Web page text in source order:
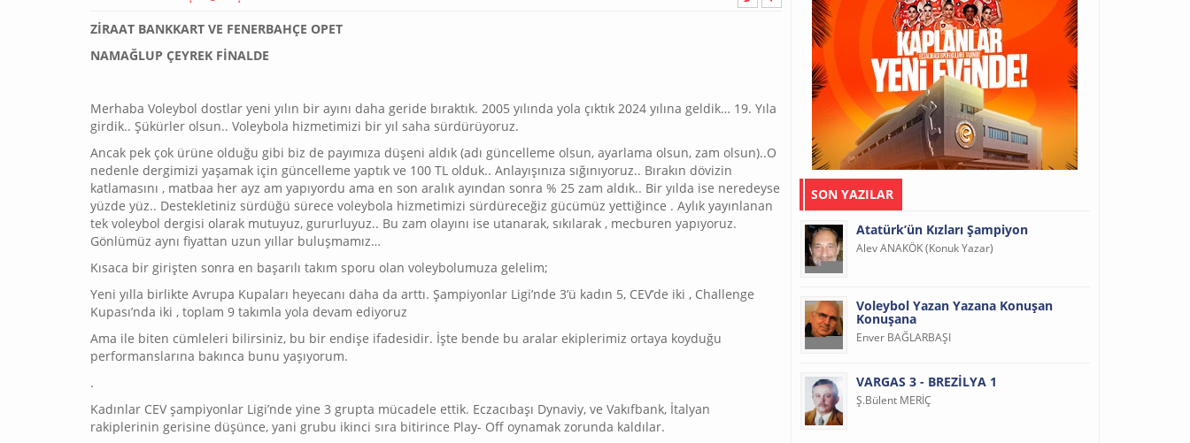
ZİRAAT BANKKART VE FENERBAHÇE OPET
NAMAĞLUP ÇEYREK FİNALDE
Merhaba Voleybol dostlar yeni yılın bir ayını daha geride bıraktık. 2005 yılında yola çıktık 2024 yılına geldik… 19. Yıla
girdik.. Şükürler olsun.. Voleybola hizmetimizi bir yıl saha sürdürüyoruz.
Ancak pek çok ürüne olduğu gibi biz de payımıza düşeni aldık (adı güncelleme olsun, ayarlama olsun, zam olsun)..O
nedenle dergimizi yaşamak için güncelleme yaptık ve 100 TL olduk.. Anlayışınıza sığınıyoruz.. Bırakın dövizin
katlamasını , matbaa her ayz am yapıyordu ama en son aralık ayından sonra % 25 zam aldık.. Bir yılda ise neredeyse
yüzde yüz.. Destekletiniz sürdüğü sürece voleybola hizmetimizi sürdüreceğiz gücümüz yettiğince . Aylık yayınlanan
tek voleybol dergisi olarak mutuyuz, gururluyuz.. Bu zam olayını ise utanarak, sıkılarak , mecburen yapıyoruz.
Gönlümüz aynı fiyattan uzun yıllar buluşmamız…
Kısaca bir girişten sonra en başarılı takım sporu olan voleybolumuza gelelim;
Yeni yılla birlikte Avrupa Kupaları heyecanı daha da arttı. Şampiyonlar Ligi’nde 3’ü kadın 5, CEV’de iki , Challenge
Kupası’nda iki , toplam 9 takımla yola devam ediyoruz
Ama ile biten cümleleri bilirsiniz, bu bir endişe ifadesidir. İşte bende bu aralar ekiplerimiz ortaya koyduğu
performanslarına bakınca bunu yaşıyorum.
.
Kadınlar CEV şampiyonlar Ligi’nde yine 3 grupta mücadele ettik. Eczacıbaşı Dynaviy, ve Vakıfbank, İtalyan
rakiplerinin gerisine düşünce, yani grubu ikinci sıra bitirince Play- Off oynamak zorunda kaldılar.
SON YAZILAR
Atatürk’ün Kızları Şampiyon
Alev ANAKÖK (Konuk Yazar)
Voleybol Yazan Yazana Konuşan
Konuşana
Enver BAĞLARBAŞI
VARGAS 3 - BREZİLYA 1
Ş.Bülent MERİÇ